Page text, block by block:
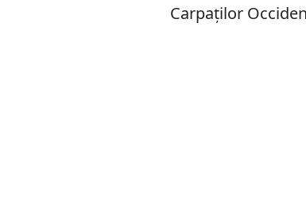
Carpaților